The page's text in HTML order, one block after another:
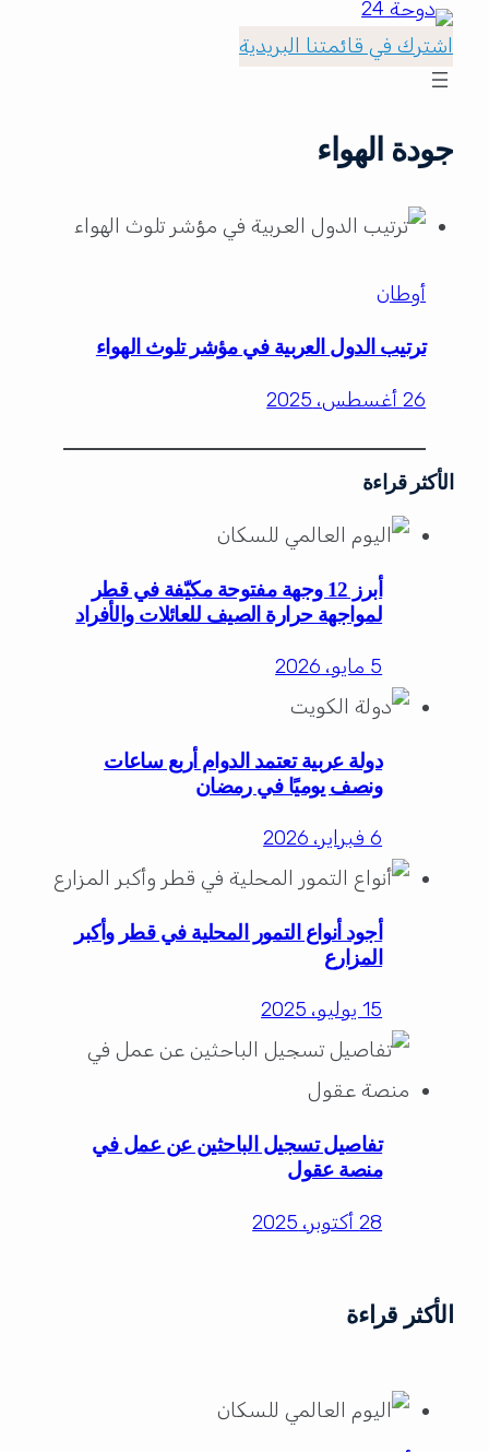
اشترك في قائمتنا البريدية
جودة الهواء
أوطان
ترتيب الدول العربية في مؤشر تلوث الهواء
26 أغسطس، 2025
الأكثر قراءة
أبرز 12 وجهة مفتوحة مكيّفة في قطر
لمواجهة حرارة الصيف للعائلات والأفراد
5 مايو، 2026
دولة عربية تعتمد الدوام أربع ساعات
ونصف يوميًا في رمضان
6 فبراير، 2026
أجود أنواع التمور المحلية في قطر وأكبر
المزارع
15 يوليو، 2025
تفاصيل تسجيل الباحثين عن عمل في
منصة عقول
28 أكتوبر، 2025
الأكثر قراءة